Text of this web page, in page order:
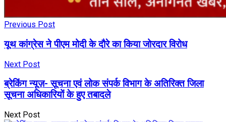
Previous Post
यूथ कांग्रेस ने पीएम मोदी के दौरे का किया जोरदार विरोध
Next Post
ब्रेकिंग न्यूज़- सूचना एवं लोक संपर्क विभाग के अतिरिक्त जिला
सूचना अधिकारियों के हुए तबादले
Next Post